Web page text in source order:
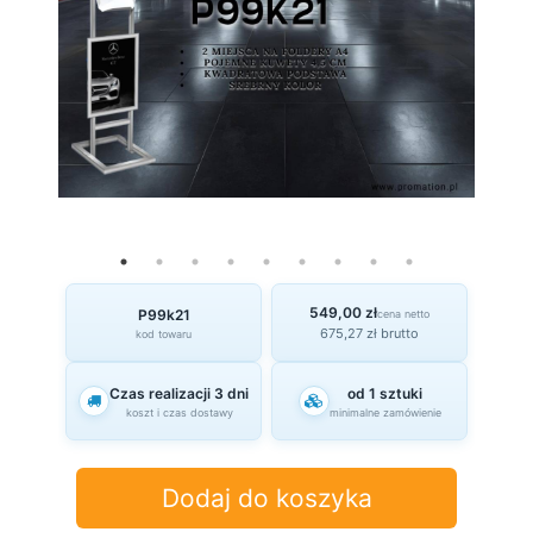
P99k21
kod towaru
549,00 złcena netto
675,27 zł brutto
Czas realizacji 3 dni
koszt i czas dostawy
od 1 sztuki
minimalne zamówienie
Dodaj do koszyka